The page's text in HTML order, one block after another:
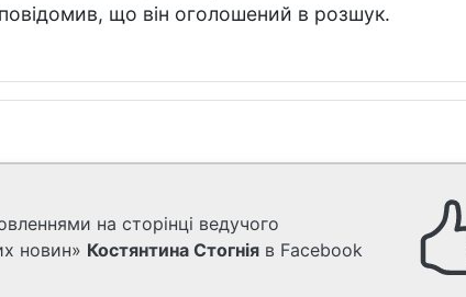
що він оголошений в розшук.
на сторінці ведучого
новин» Костянтина Стогнія в Facebook